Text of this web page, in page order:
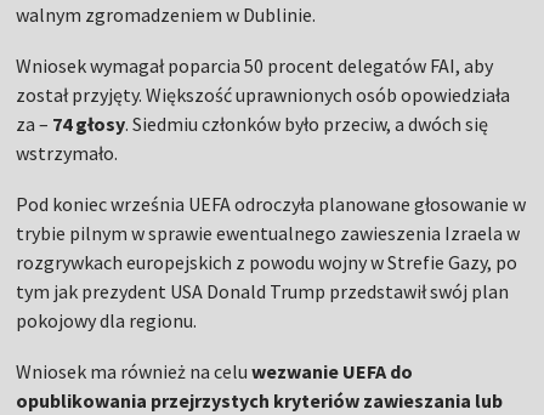
walnym zgromadzeniem w Dublinie.
Wniosek wymagał poparcia 50 procent delegatów FAI, aby
został przyjęty. Większość uprawnionych osób opowiedziała
za – 74 głosy. Siedmiu członków było przeciw, a dwóch się
wstrzymało.
Pod koniec września UEFA odroczyła planowane głosowanie w
trybie pilnym w sprawie ewentualnego zawieszenia Izraela w
rozgrywkach europejskich z powodu wojny w Strefie Gazy, po
tym jak prezydent USA Donald Trump przedstawił swój plan
pokojowy dla regionu.
Wniosek ma również na celuwezwanie UEFA do
opublikowania przejrzystych kryteriów zawieszania lub